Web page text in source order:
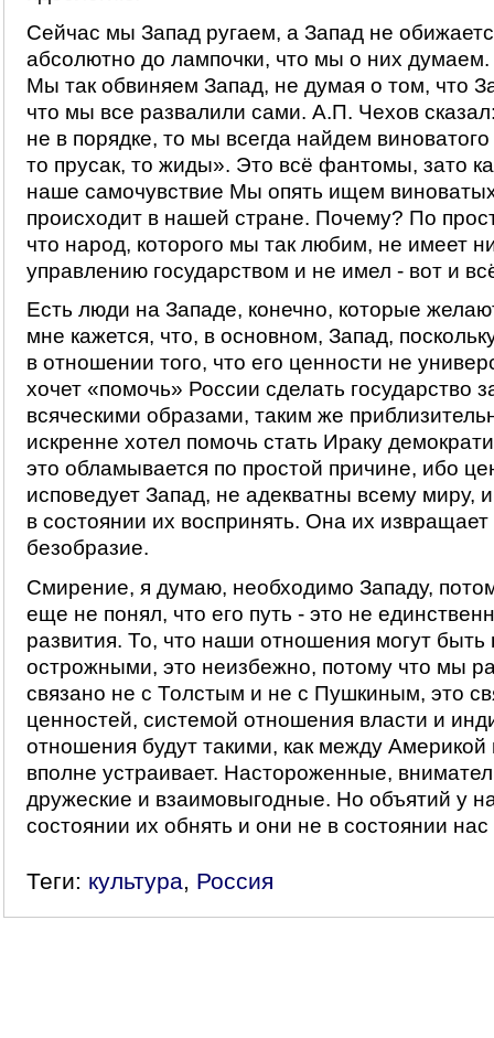
Сейчас мы Запад ругаем, а Запад не
абсолютно до лампочки, что мы о них
Мы так обвиняем Запад, не думая о том, что
что мы все развалили сами. А.П. Чехов
не в порядке, то мы всегда найдем
то прусак, то жиды». Это всё фантомы, зато
наше самочувствие Мы опять ищем
происходит в нашей стране. Почему? По
что народ, которого мы так любим, не имеет
управлению государством и не имел - вот и
Есть люди на Западе, конечно, которые
мне кажется, что, в основном, Запад,
в отношении того, что его ценности не
хочет «помочь» России сделать государство
всяческими образами, таким же
искренне хотел помочь стать Ираку
это обламывается по простой причине, ибо
исповедует Запад, не адекватны всему миру,
в состоянии их воспринять. Она их
безобразие.
Смирение, я думаю, необходимо Западу,
еще не понял, что его путь - это не
развития. То, что наши отношения могут
острожными, это неизбежно, потому что мы
связано не с Толстым и не с Пушкиным, это
ценностей, системой отношения власти и
отношения будут такими, как между
вполне устраивает. Настороженные,
дружеские и взаимовыгодные. Но объятий у
состоянии их обнять и они не в состоянии нас
Теги: культура, Россия